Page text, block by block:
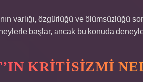
varlığı, özgürlüğü ve ölümsüzlüğü
başlar, ancak bu konuda
KRITISIZMI